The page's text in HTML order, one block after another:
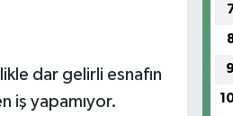
dar gelirli esnafın
iş yapamıyor.
9